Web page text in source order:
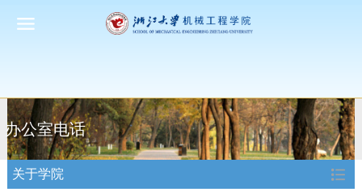
办公室电话
关于学院